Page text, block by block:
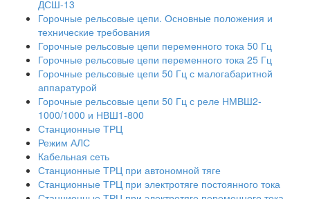
ДСШ-13
Горочные рельсовые цепи. Основные положения и
технические требования
Горочные рельсовые цепи переменного тока 50 Гц
Горочные рельсовые цепи переменного тока 25 Гц
Горочные рельсовые цепи 50 Гц с малогабаритной
аппаратурой
Горочные рельсовые цепи 50 Гц с реле НМВШ2-
1000/1000 и НВШ1-800
Станционные ТРЦ
Режим АЛС
Кабельная сеть
Станционные ТРЦ при автономной тяге
Станционные ТРЦ при электротяге постоянного тока